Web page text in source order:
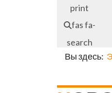
print
fas fa-
search
Вы здесь: